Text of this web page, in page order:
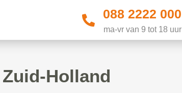
088 2222 000
ma-vr van 9 tot 18 uur
Holland